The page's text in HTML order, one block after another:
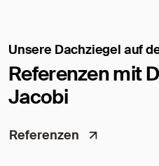
Unsere Dachziegel auf
Referenzen mit
Jacobi
Referenzen